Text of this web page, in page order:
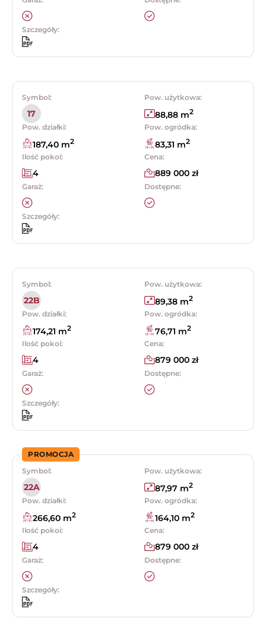
Szczegóły:
Symbol:
17
Pow. użytkowa:
88,88 m2
Pow. działki:
187,40 m2
Pow. ogródka:
83,31 m2
Ilość pokoi:
4
Cena:
889 000 zł
Garaż: Dostępne:
Szczegóły:
Symbol:
22B
Pow. użytkowa:
89,38 m2
Pow. działki:
174,21 m2
Pow. ogródka:
76,71 m2
Ilość pokoi:
4
Cena:
879 000 zł
Garaż: Dostępne:
Szczegóły:
PROMOCJA
Symbol:
22A
Pow. użytkowa:
87,97 m2
Pow. działki:
266,60 m2
Pow. ogródka:
164,10 m2
Ilość pokoi:
4
Cena:
879 000 zł
Garaż: Dostępne:
Szczegóły: